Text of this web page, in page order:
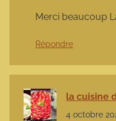
Merci beaucoup
Répondre
la cuisine
4 octobre